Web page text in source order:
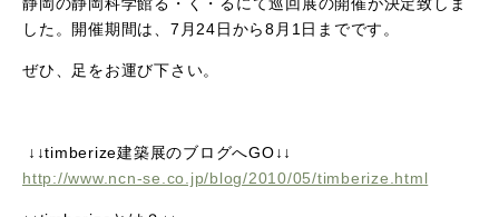
した。開催期間は、7月24日から8月1日までです。
ぜひ、足をお運び下さい。
↓↓timberize建築展のブログへGO↓↓
http://www.ncn-se.co.jp/blog/2010/05/timberize.html